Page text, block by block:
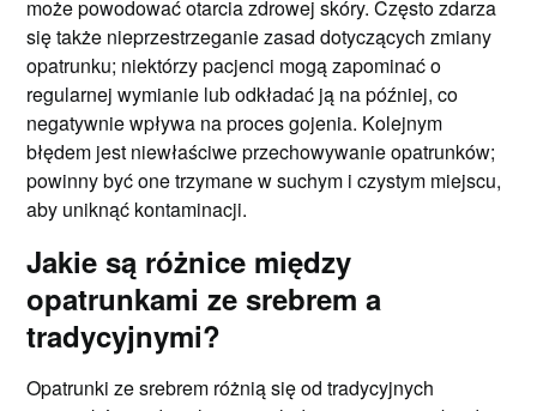
może powodować otarcia zdrowej skóry. Często zdarza
się także nieprzestrzeganie zasad dotyczących zmiany
opatrunku; niektórzy pacjenci mogą zapominać o
regularnej wymianie lub odkładać ją na później, co
negatywnie wpływa na proces gojenia. Kolejnym
błędem jest niewłaściwe przechowywanie opatrunków;
powinny być one trzymane w suchym i czystym miejscu,
aby uniknąć kontaminacji.
Jakie są różnice między
opatrunkami ze srebrem a
tradycyjnymi?
Opatrunki ze srebrem różnią się od tradycyjnych